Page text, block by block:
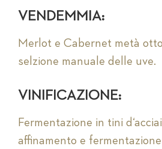
VENDEMMIA:
Merlot e Cabernet metà
selzione manuale delle uve.
VINIFICAZIONE:
Fermentazione in tini
affinamento e